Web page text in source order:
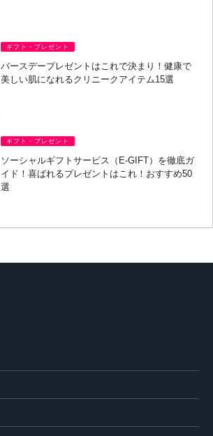
ギフト・プレゼント
バースデープレゼントはこれで決まり！健康で
美しい肌になれるクリニークアイテム15選
ギフト・プレゼント
ソーシャルギフトサービス（E-GIFT）を徹底ガ
イド！喜ばれるプレゼントはこれ！おすすめ50
選